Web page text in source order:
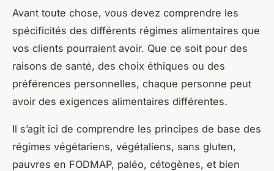
Avant toute chose, vous devez comprendre les
spécificités des différents régimes alimentaires que
vos clients pourraient avoir. Que ce soit pour des
raisons de santé, des choix éthiques ou des
préférences personnelles, chaque personne peut
avoir des exigences alimentaires différentes.
Il s’agit ici de comprendre les principes de base des
régimes végétariens, végétaliens, sans gluten,
pauvres en FODMAP, paléo, cétogènes, et bien